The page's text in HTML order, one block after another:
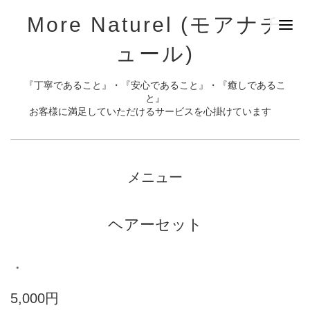
More Naturel (モアナチ
ュール)
『丁寧であること』・『安心であること』・『癒しであるこ
と』
お客様に満足していただけるサービスを心掛けています
メニュー
ヘアーセット
・
5,000円